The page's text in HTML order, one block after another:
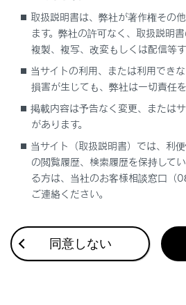
リヤシートエンターテインメントシ
レビを視聴する
SDメモリーカードの動画ファイルを再
このページは役に立ちましたか？
取扱説明書は、弊社が著作権その
ます。弊社の許可なく、取扱説明書
複製、複写、改変もしくは配信等
当サイトの利用、または利用でき
損害が生じても、弊社は一切責任を
掲載内容は予告なく変更、または
があります。
当サイト（取扱説明書）では、利
の閲覧履歴、検索履歴を保持して
る方は、当社のお客様相談窓口
ご連絡ください。
同意しない